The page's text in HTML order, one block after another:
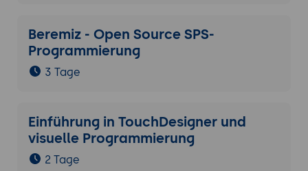
Beremiz - Open Source SPS-
Programmierung
3 Tage
Einführung in TouchDesigner und
visuelle Programmierung
2 Tage